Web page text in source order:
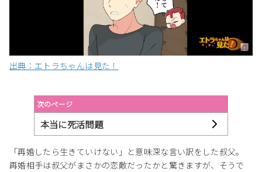
出典：エトラちゃんは見た！
次のページ
本当に死活問題
「再婚したら生きていけない」と意味深な言い訳をした叔父。
再婚相手は叔父がまさかの恋敵だったかと驚きますが、そうで